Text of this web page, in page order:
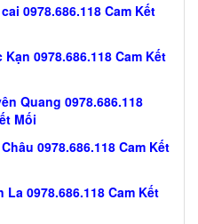
0978.686.118 Cam Kết
0978.686.118 Cam Kết
Quang 0978.686.118
Mối
0978.686.118 Cam Kết
0978.686.118 Cam Kết